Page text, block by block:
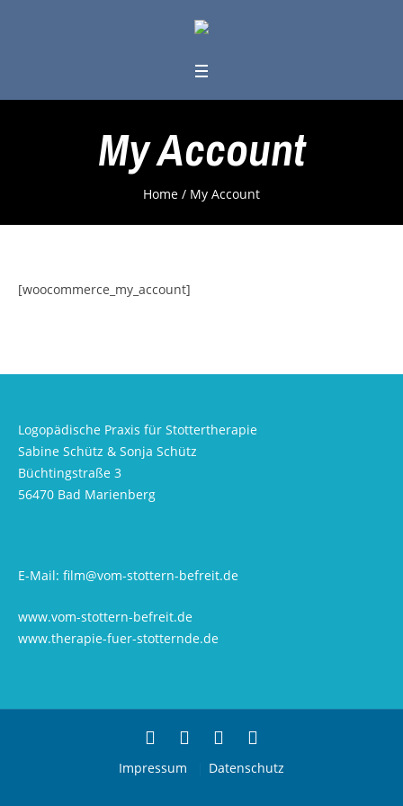
My Account
Home / My Account
[woocommerce_my_account]
Logopädische Praxis für Stottertherapie
Sabine Schütz & Sonja Schütz
Büchtingstraße 3
56470 Bad Marienberg
E-Mail:film@vom-stottern-befreit.de
www.vom-stottern-befreit.de
www.therapie-fuer-stotternde.de
Impressum Datenschutz